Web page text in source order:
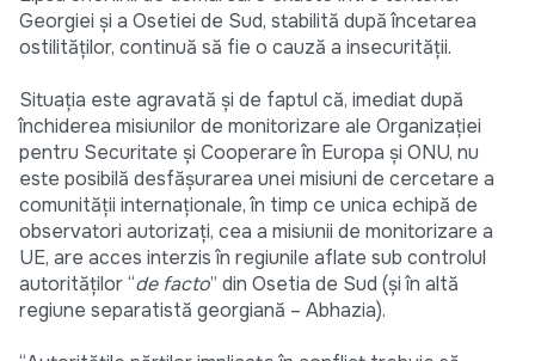
Georgiei şi a Osetiei de Sud, stabilită după încetarea
ostilităţilor, continuă să fie o cauză a insecurităţii.
Situaţia este agravată şi de faptul că, imediat după
închiderea misiunilor de monitorizare ale Organizaţiei
pentru Securitate şi Cooperare în Europa şi ONU, nu
este posibilă desfăşurarea unei misiuni de cercetare a
comunităţii internaţionale, în timp ce unica echipă de
observatori autorizaţi, cea a misiunii de monitorizare a
UE, are acces interzis în regiunile aflate sub controlul
autorităţilor “de facto” din Osetia de Sud (şi în altă
regiune separatistă georgiană – Abhazia).